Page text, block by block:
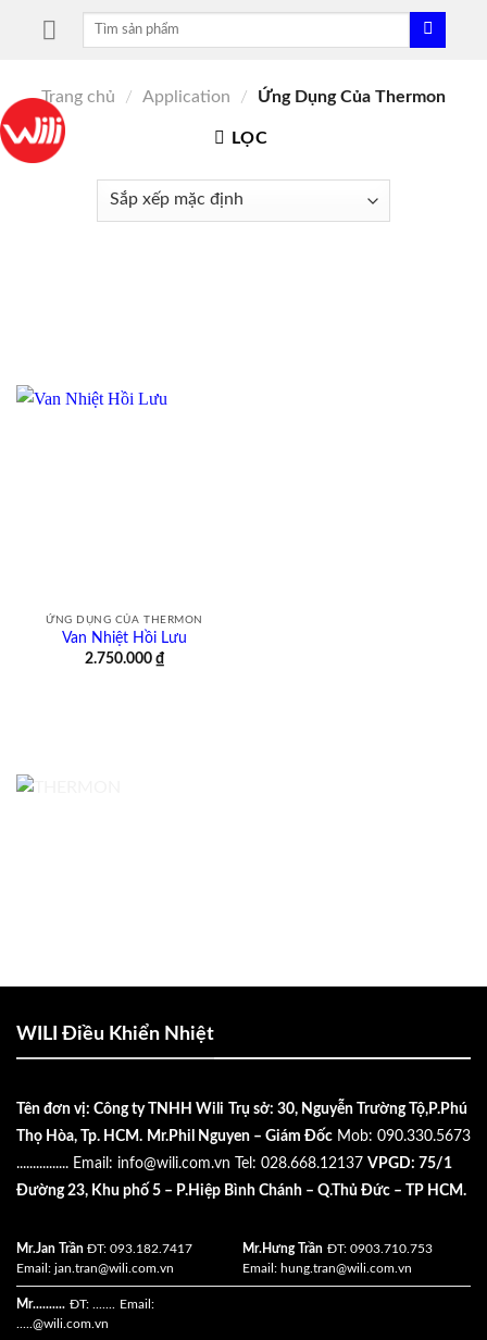
Tìm
Trang chủ / Application / Ứng Dụng Của Thermon
LỌC
ỨNG DỤNG CỦA THERMON
Van Nhiệt Hồi Lưu
2.750.000 ₫
WILI Điều Khiển Nhiệt
Tên đơn vị: Công ty TNHH Wili
Trụ sở: 30, Nguyễn Trường Tộ,P.Phú
Thọ Hòa, Tp. HCM. Mr.Phil Nguyen – Giám Đốc Mob: 090.330.5673
................ Email: info@wili.com.vn Tel: 028.668.12137 VPGD: 75/1
Đường 23, Khu phố 5 – P.Hiệp Bình Chánh – Q.Thủ Đức – TP HCM.
Mr.Jan Trần ĐT: 093.182.7417
Email: jan.tran@wili.com.vn
Mr.Hưng Trần ĐT: 0903.710.753
Email: hung.tran@wili.com.vn
Mr.......... ĐT: ....... Email:
.....@wili.com.vn